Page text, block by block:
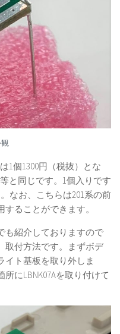
観
1個1300円（税抜）とな
と同じです。1個入りです
なお、こちらは201系の前
ることができます。
も紹介しておりますので
取付方法です。まずボデ
イト基板を取り外しま
にLBNK07Aを取り付けて